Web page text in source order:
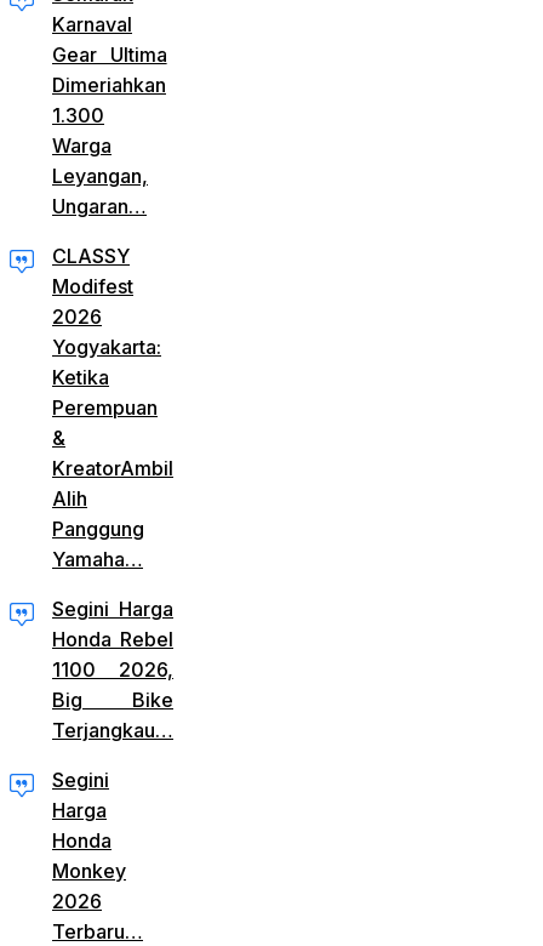
Karnaval
Gear Ultima
Dimeriahkan
1.300
Warga
Leyangan,
Ungaran…
CLASSY
Modifest
2026
Yogyakarta:
Ketika
Perempuan
&
KreatorAmbil
Alih
Panggung
Yamaha…
Segini Harga
Honda Rebel
1100 2026,
Big Bike
Terjangkau…
Segini
Harga
Honda
Monkey
2026
Terbaru…